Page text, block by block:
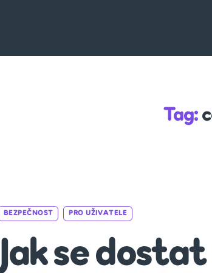
Tag:
BEZPEČNOST PRO UŽIVATELE
Jak se